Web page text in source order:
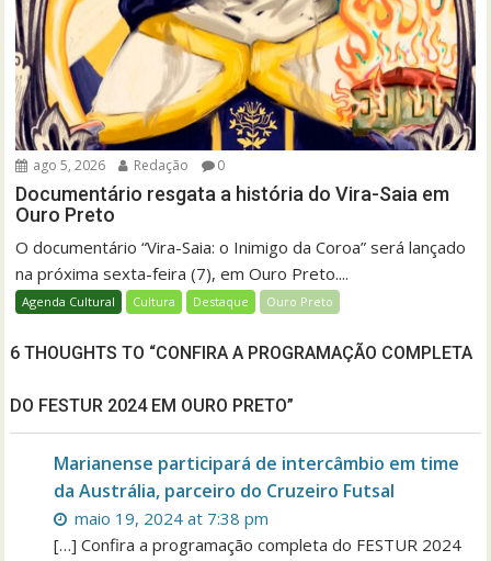
ago 5, 2026 Redação 0
Documentário resgata a história do Vira-Saia em
Ouro Preto
O documentário “Vira-Saia: o Inimigo da Coroa” será lançado
na próxima sexta-feira (7), em Ouro Preto....
Agenda Cultural Cultura Destaque Ouro Preto
6 THOUGHTS TO “CONFIRA A PROGRAMAÇÃO COMPLETA
DO FESTUR 2024 EM OURO PRETO”
Marianense participará de intercâmbio em time
da Austrália, parceiro do Cruzeiro Futsal
maio 19, 2024 at 7:38 pm
[…] Confira a programação completa do FESTUR 2024